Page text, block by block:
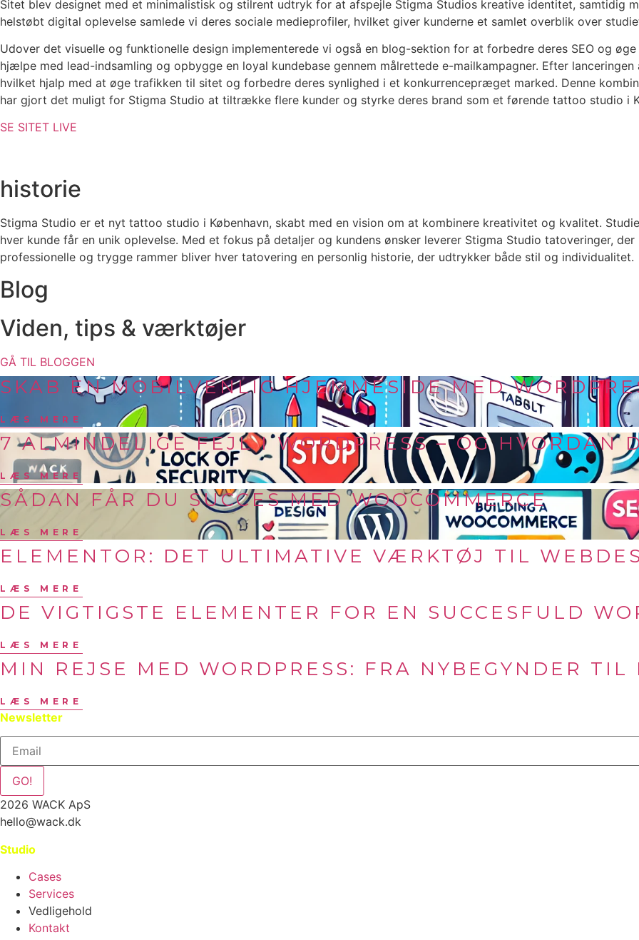
Sitet blev designet med et minimalistisk og stilrent udtryk for at afspejle Stigma Studios kreative identitet, samtidig
helstøbt digital oplevelse samlede vi deres sociale medieprofiler, hvilket giver kunderne et samlet overblik over
Udover det visuelle og funktionelle design implementerede vi også en blog-sektion for at forbedre deres SEO og
hjælpe med lead-indsamling og opbygge en loyal kundebase gennem målrettede e-mailkampagner. Efter
hvilket hjalp med at øge trafikken til sitet og forbedre deres synlighed i et konkurrencepræget marked. Denne
har gjort det muligt for Stigma Studio at tiltrække flere kunder og styrke deres brand som et førende tattoo studio i
SE SITET LIVE
historie
Stigma Studio er et nyt tattoo studio i København, skabt med en vision om at kombinere kreativitet og kvalitet.
hver kunde får en unik oplevelse. Med et fokus på detaljer og kundens ønsker leverer Stigma Studio tatoveringer,
professionelle og trygge rammer bliver hver tatovering en personlig historie, der udtrykker både stil og individualitet.
Blog
Viden, tips & værktøjer
GÅ TIL BLOGGEN
SKAB EN MOBILVENLIG HJEMMESIDE MED
LÆS MERE
7 ALMINDELIGE FEJL I WORDPRESS – OG HVORDAN
LÆS MERE
SÅDAN FÅR DU SUCCES MED WOOCOMMERCE
LÆS MERE
ELEMENTOR: DET ULTIMATIVE VÆRKTØJ TIL
LÆS MERE
DE VIGTIGSTE ELEMENTER FOR EN SUCCESFULD
LÆS MERE
MIN REJSE MED WORDPRESS: FRA NYBEGYNDER TIL
LÆS MERE
Newsletter
GO!
2026 WACK ApS
hello@wack.dk
Studio
Cases
Services
Vedligehold
Kontakt